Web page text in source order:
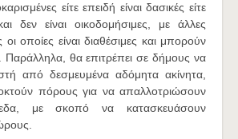
είτε επειδή είναι δασικές είτε
δεν είναι οικοδομήσιμες, με άλλες
οι οποίες είναι διαθέσιμες και μπορούν
Παράλληλα, θα επιτρέπει σε δήμους να
από δεσμευμένα αδόμητα ακίνητα,
πόρους για να απαλλοτριώσουν
με σκοπό να κατασκευάσουν